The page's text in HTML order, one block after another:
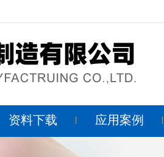
资料下载 应用案例